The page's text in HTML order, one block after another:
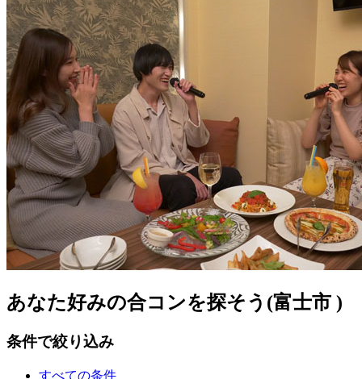
あなた好みの合コンを探そう(富士市 )
条件で絞り込み
すべての条件